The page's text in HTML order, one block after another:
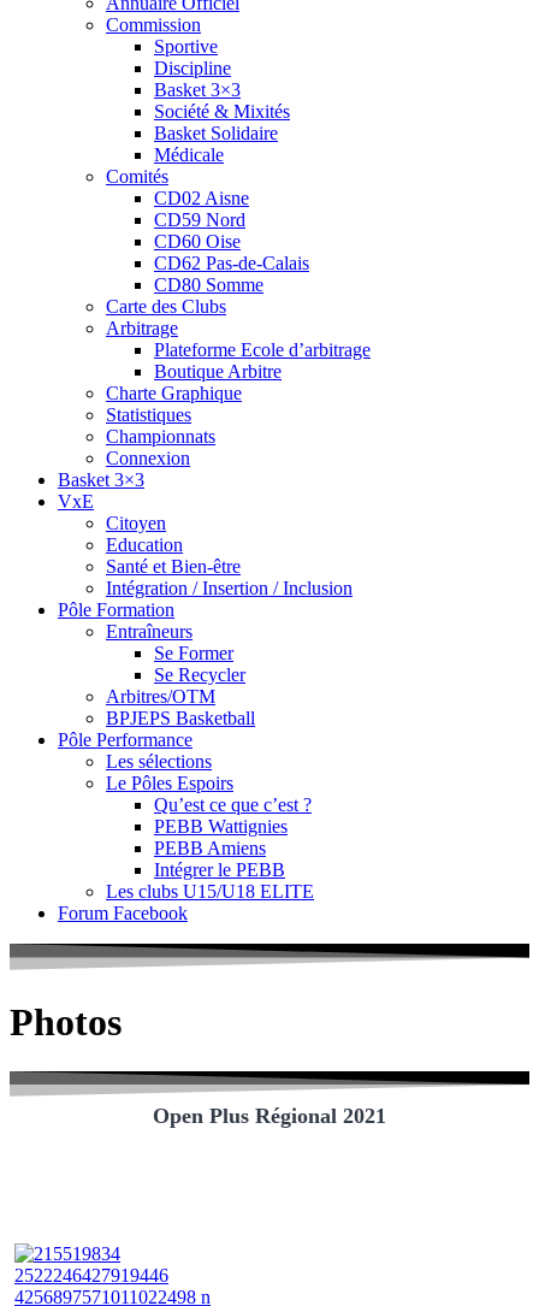
Commission
Sportive
Discipline
Basket 3×3
Société & Mixités
Basket Solidaire
Médicale
Comités
CD02 Aisne
CD59 Nord
CD60 Oise
CD62 Pas-de-Calais
CD80 Somme
Carte des Clubs
Arbitrage
Plateforme Ecole d’arbitrage
Boutique Arbitre
Charte Graphique
Statistiques
Championnats
Connexion
Basket 3×3
VxE
Citoyen
Education
Santé et Bien-être
Intégration / Insertion / Inclusion
Pôle Formation
Entraîneurs
Se Former
Se Recycler
Arbitres/OTM
BPJEPS Basketball
Pôle Performance
Les sélections
Le Pôles Espoirs
Qu’est ce que c’est ?
PEBB Wattignies
PEBB Amiens
Intégrer le PEBB
Les clubs U15/U18 ELITE
Forum Facebook
Photos
Open Plus Régional 2021